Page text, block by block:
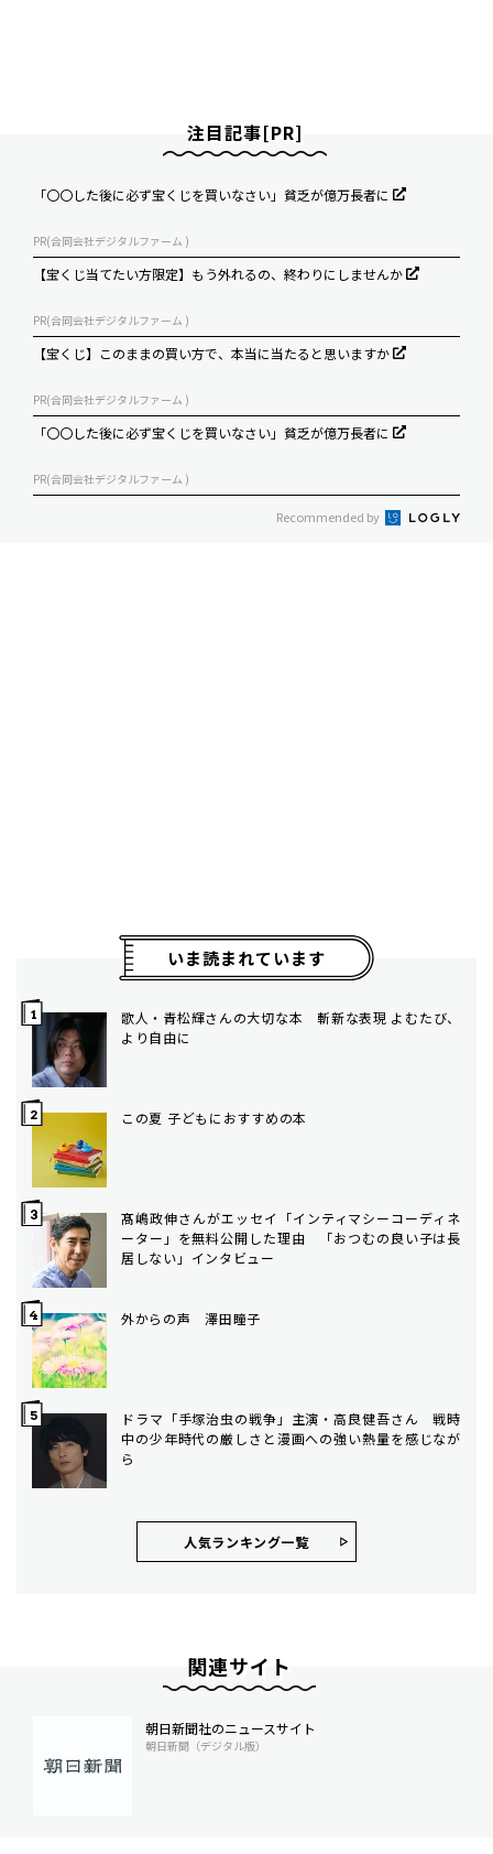
注目記事[PR]
「〇〇した後に必ず宝くじを買いなさい」貧乏が億万長者に
PR(合同会社デジタルファーム )
【宝くじ当てたい方限定】もう外れるの、終わりにしませんか
PR(合同会社デジタルファーム )
【宝くじ】このままの買い方で、本当に当たると思いますか
PR(合同会社デジタルファーム )
「〇〇した後に必ず宝くじを買いなさい」貧乏が億万長者に
PR(合同会社デジタルファーム )
Recommended by
いま読まれています
歌人・青松輝さんの大切な本 斬新な表現 よむたび、
より自由に
この夏 子どもにおすすめの本
髙嶋政伸さんがエッセイ「インティマシーコーディネ
ーター」を無料公開した理由 「おつむの良い子は長
居しない」インタビュー
外からの声 澤田瞳子
ドラマ「手塚治虫の戦争」主演・高良健吾さん 戦時
中の少年時代の厳しさと漫画への強い熱量を感じなが
ら
人気ランキング⼀覧
関連サイト
朝日新聞社のニュースサイト
朝日新聞（デジタル版）